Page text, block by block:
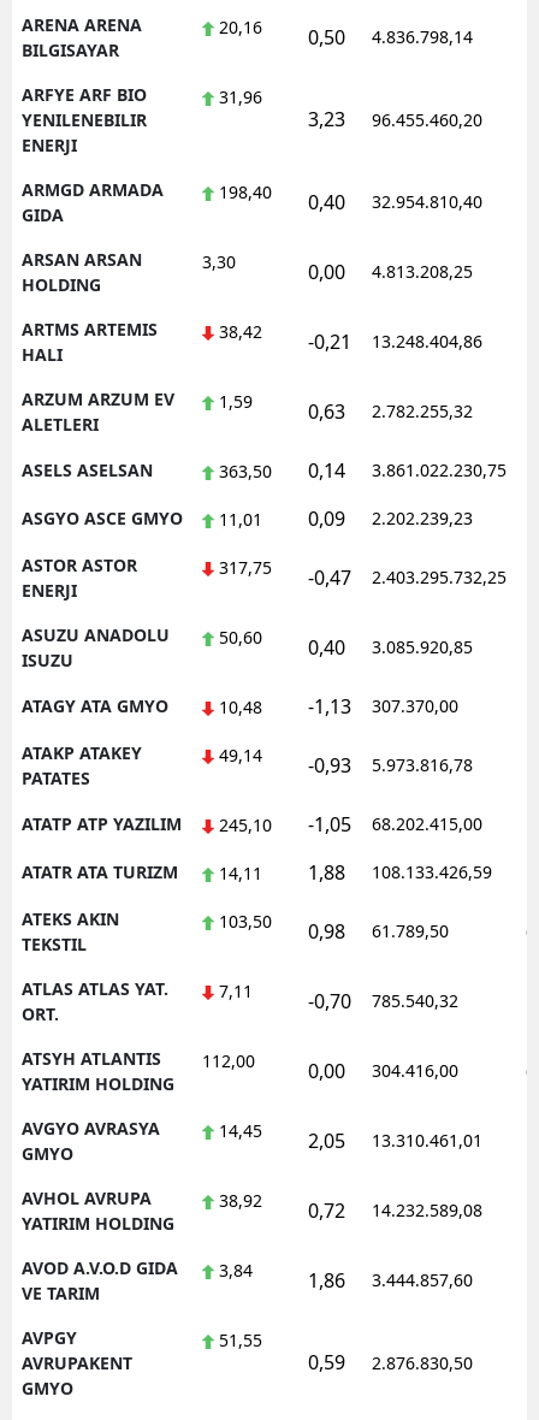
ARENA ARENA
BILGISAYAR
20,16 0,50 4.836.798,14
ARFYE ARF BIO
YENILENEBILIR
ENERJI
31,96
3,23 96.455.460,20
ARMGD ARMADA
GIDA
198,40 0,40 32.954.810,40
ARSAN ARSAN
HOLDING
3,30 0,00 4.813.208,25
ARTMS ARTEMIS
HALI
38,42 -0,21 13.248.404,86
ARZUM ARZUM EV
ALETLERI
1,59 0,63 2.782.255,32
ASELS ASELSAN 363,50 0,14 3.861.022.230,75
ASGYO ASCE GMYO 11,01 0,09 2.202.239,23
ASTOR ASTOR
ENERJI
317,75 -0,47 2.403.295.732,25
ASUZU ANADOLU
ISUZU
50,60 0,40 3.085.920,85
ATAGY ATA GMYO 10,48 -1,13 307.370,00
ATAKP ATAKEY
PATATES
49,14 -0,93 5.973.816,78
ATATP ATP YAZILIM 245,10 -1,05 68.202.415,00
ATATR ATA TURIZM 14,11 1,88 108.133.426,59
ATEKS AKIN
TEKSTIL
103,50 0,98 61.789,50
ATLAS ATLAS YAT.
ORT.
7,11 -0,70 785.540,32
ATSYH ATLANTIS
YATIRIM HOLDING
112,00 0,00 304.416,00
AVGYO AVRASYA
GMYO
14,45 2,05 13.310.461,01
AVHOL AVRUPA
YATIRIM HOLDING
38,92 0,72 14.232.589,08
AVOD A.V.O.D GIDA
VE TARIM
3,84 1,86 3.444.857,60
AVPGY
AVRUPAKENT
GMYO
51,55
0,59 2.876.830,50